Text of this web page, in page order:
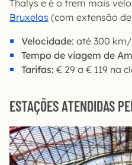
Thalys e é o trem mais
Bruxelas (com extensão
Velocidade: até 300
Tempo de viagem de
Tarifas: € 29 a € 119 na
ESTAÇÕES ATENDIDAS